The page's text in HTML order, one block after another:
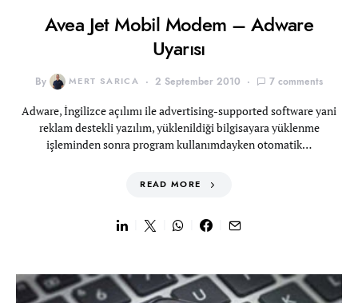
Avea Jet Mobil Modem – Adware
Uyarısı
By MERT SARICA 2 September 2010 7 comments
Adware, İngilizce açılımı ile advertising-supported software yani
reklam destekli yazılım, yüklenildiği bilgisayara yüklenme
işleminden sonra program kullanımdayken otomatik…
READ MORE